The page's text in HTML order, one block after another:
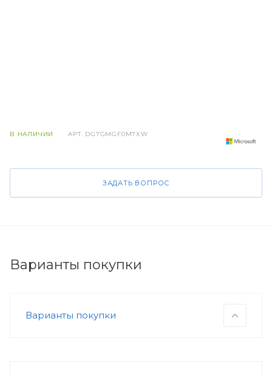
В НАЛИЧИИ АРТ. DG7GMGF0M7XW
ЗАДАТЬ ВОПРОС
Варианты покупки
Варианты покупки